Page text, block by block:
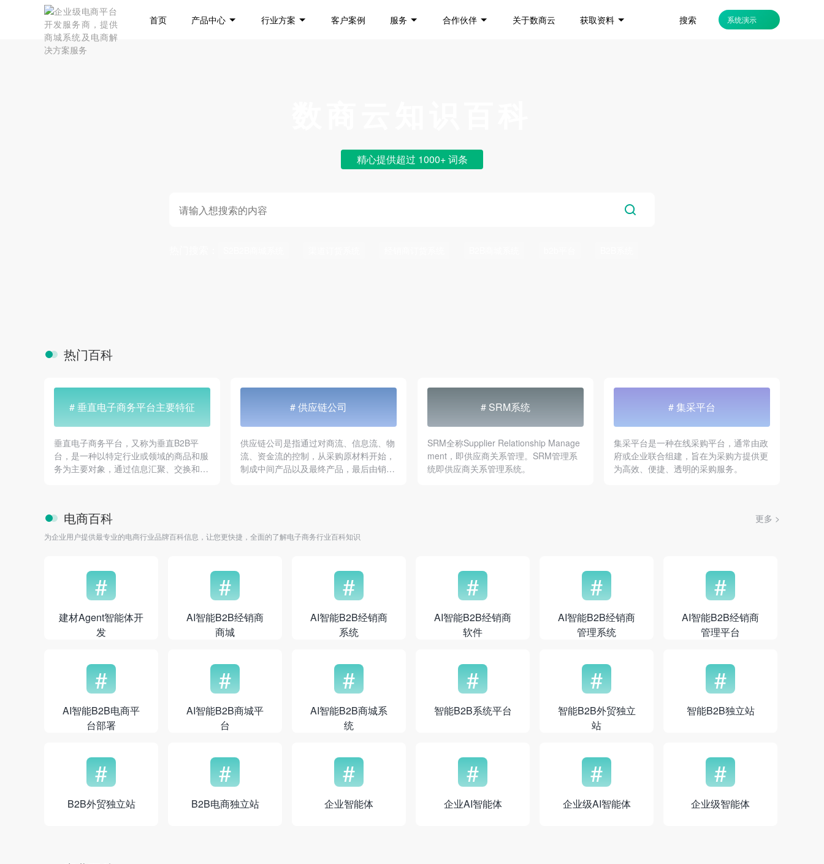
首页 产品中心 行业方案 客户案例 服务 合作伙伴 关于数商云 获取资料 搜索 系统演示
精心提供超过 1000+ 词条
热门百科
# 垂直电子商务平台主要特征
垂直电子商务平台，又称为垂直B2B平
台，是一种以特定行业或领域的商品和服
务为主要对象，通过信息汇聚、交换和流
业创新和变革的重要力量。本文将深入探
讨垂直电子商务平台的主要特征。
# 供应链公司
供应链公司是指通过对商流、信息流、物
流、资金流的控制，从采购原材料开始，
制成中间产品以及最终产品，最后由销售
# SRM系统
SRM全称Supplier Relationship Manage
ment，即供应商关系管理。SRM管理系
统即供应商关系管理系统。
# 集采平台
集采平台是一种在线采购平台，通常由政
府或企业联合组建，旨在为采购方提供更
为高效、便捷、透明的采购服务。
电商百科 更多 >
为企业用户提供最专业的电商行业品牌百科信息，让您更快捷，全面的了解电子商务行业百科知识
#
建材Agent智能体开
发
#
AI智能B2B经销商
商城
#
AI智能B2B经销商
系统
#
AI智能B2B经销商
软件
#
AI智能B2B经销商
管理系统
#
AI智能B2B经销商
管理平台
#
AI智能B2B电商平
台部署
#
AI智能B2B商城平
台
#
AI智能B2B商城系
统
#
智能B2B系统平台
#
智能B2B外贸独立
站
#
智能B2B独立站
#
B2B外贸独立站
#
B2B电商独立站
#
企业智能体
#
企业AI智能体
#
企业级AI智能体
#
企业级智能体